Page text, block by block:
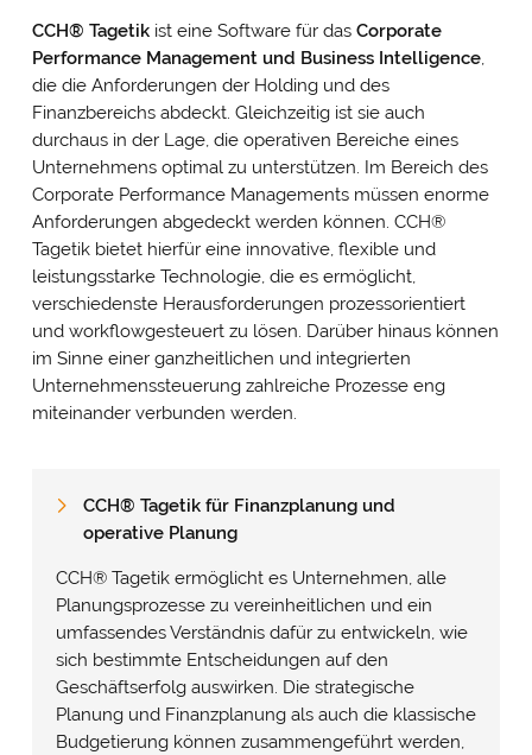
CCH® Tagetikist eine Software für das Corporate
Performance Management und Business Intelligence,
die die Anforderungen der Holding und des
Finanzbereichs abdeckt. Gleichzeitig ist sie auch
durchaus in der Lage, die operativen Bereiche eines
Unternehmens optimal zu unterstützen. Im Bereich des
Corporate Performance Managements müssen enorme
Anforderungen abgedeckt werden können. CCH®
Tagetik bietet hierfür eine innovative, flexible und
leistungsstarke Technologie, die es ermöglicht,
verschiedenste Herausforderungen prozessorientiert
und workflowgesteuert zu lösen. Darüber hinaus können
im Sinne einer ganzheitlichen und integrierten
Unternehmenssteuerung zahlreiche Prozesse eng
miteinander verbunden werden.
CCH® Tagetik für Finanzplanung und
operative Planung
CCH®Tagetik ermöglicht es Unternehmen, alle
Planungsprozesse zu vereinheitlichen und ein
umfassendes Verständnis dafür zu entwickeln, wie
sich bestimmte Entscheidungen auf den
Geschäftserfolg auswirken. Die strategische
Planung und Finanzplanung als auch die klassische
Budgetierung können zusammengeführt werden,